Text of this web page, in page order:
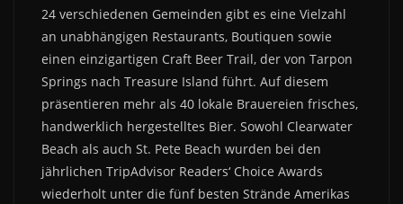
24 verschiedenen Gemeinden gibt es eine Vielzahl
an unabhängigen Restaurants, Boutiquen sowie
einen einzigartigen Craft Beer Trail, der von Tarpon
Springs nach Treasure Island führt. Auf diesem
präsentieren mehr als 40 lokale Brauereien frisches,
handwerklich hergestelltes Bier. Sowohl Clearwater
Beach als auch St. Pete Beach wurden bei den
jährlichen TripAdvisor Readers‘ Choice Awards
wiederholt unter die fünf besten Strände Amerikas